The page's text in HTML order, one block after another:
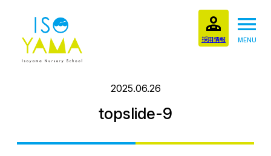
MENU
採用情報
2025.06.26
topslide-9